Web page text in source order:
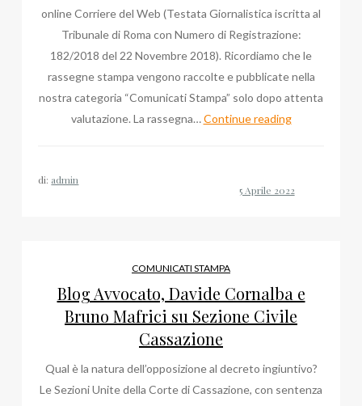
online Corriere del Web (Testata Giornalistica iscritta al
Tribunale di Roma con Numero di Registrazione:
182/2018 del 22 Novembre 2018). Ricordiamo che le
rassegne stampa vengono raccolte e pubblicate nella
nostra categoria “Comunicati Stampa” solo dopo attenta
valutazione. La rassegna…Continue readingSul
di: admin
COMUNICATI STAMPA
Blog Avvocato, Davide Cornalba e
Bruno Mafrici su Sezione Civile
Cassazione
Qual è la natura dell’opposizione al decreto ingiuntivo?
Le Sezioni Unite della Corte di Cassazione, con sentenza